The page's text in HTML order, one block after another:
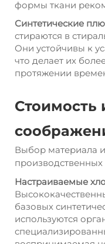
формы ткани
Синтетические
стираются в
Они устойчивы к
что делает их
протяжении
Стоимость
Выбор материала
производственных
Настраиваемые
базовых
используются